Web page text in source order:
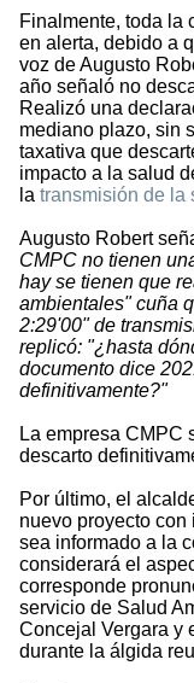
Finalmente, toda la
en alerta, debido a
voz de Augusto
año señaló no
Realizó una
mediano plazo, sin
taxativa que
impacto a la salud
la transmisión de la
Augusto Robert
CMPC no tienen
hay se tienen que
ambientales" cuña
2:29'00" de
replicó: "¿hasta
documento dice
definitivamente?"
La empresa CMPC
descarto
Por último, el
nuevo proyecto
sea informado a la
considerará el
corresponde
servicio de Salud
Concejal Vergara y
durante la álgida